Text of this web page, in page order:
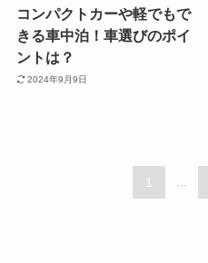
コンパクトカーや軽でもで
きる車中泊！車選びのポイ
ントは？
2024年9月9日
1